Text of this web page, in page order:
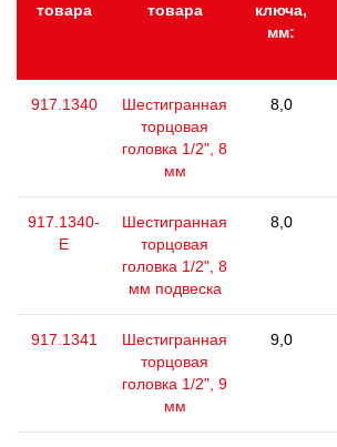
товара
товара
ключа,
мм:
917.1340
Шестигранная
торцовая
головка 1/2", 8
мм
8,0
917.1340-
E
Шестигранная
торцовая
головка 1/2", 8
мм подвеска
8,0
917.1341
Шестигранная
торцовая
головка 1/2", 9
мм
9,0